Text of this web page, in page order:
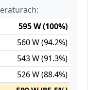
595 W (100%)
560 W (94.2%)
543 W (91.3%)
526 W (88.4%)